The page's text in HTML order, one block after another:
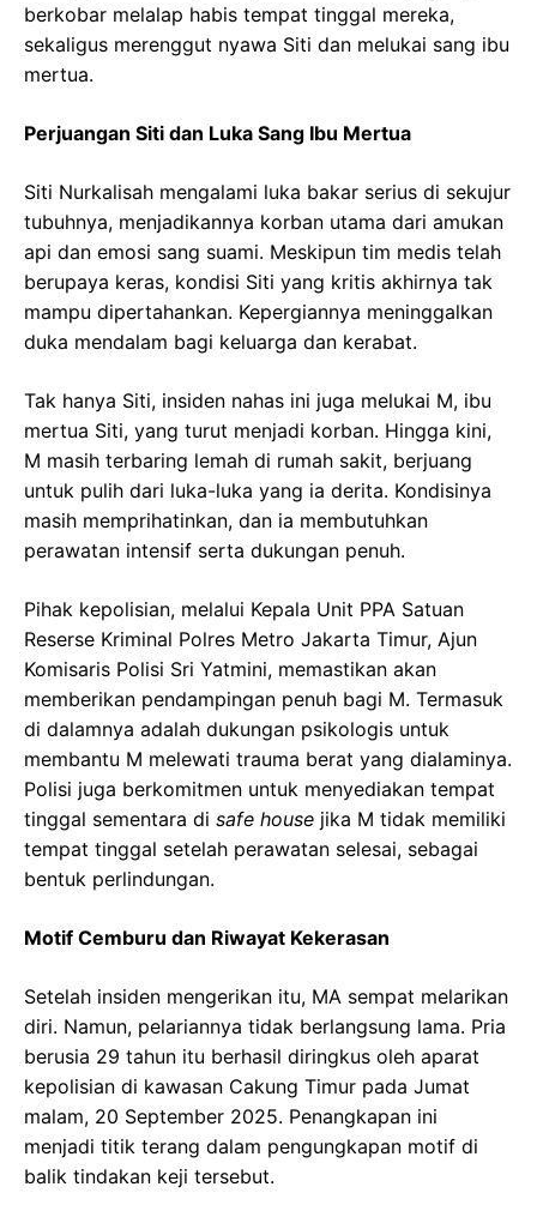
berkobar melalap habis tempat tinggal mereka,
sekaligus merenggut nyawa Siti dan melukai sang ibu
mertua.
Perjuangan Siti dan Luka Sang Ibu Mertua
Siti Nurkalisah mengalami luka bakar serius di sekujur
tubuhnya, menjadikannya korban utama dari amukan
api dan emosi sang suami. Meskipun tim medis telah
berupaya keras, kondisi Siti yang kritis akhirnya tak
mampu dipertahankan. Kepergiannya meninggalkan
duka mendalam bagi keluarga dan kerabat.
Tak hanya Siti, insiden nahas ini juga melukai M, ibu
mertua Siti, yang turut menjadi korban. Hingga kini,
M masih terbaring lemah di rumah sakit, berjuang
untuk pulih dari luka-luka yang ia derita. Kondisinya
masih memprihatinkan, dan ia membutuhkan
perawatan intensif serta dukungan penuh.
Pihak kepolisian, melalui Kepala Unit PPA Satuan
Reserse Kriminal Polres Metro Jakarta Timur, Ajun
Komisaris Polisi Sri Yatmini, memastikan akan
memberikan pendampingan penuh bagi M. Termasuk
di dalamnya adalah dukungan psikologis untuk
membantu M melewati trauma berat yang dialaminya.
Polisi juga berkomitmen untuk menyediakan tempat
tinggal sementara di safe house jika M tidak memiliki
tempat tinggal setelah perawatan selesai, sebagai
bentuk perlindungan.
Motif Cemburu dan Riwayat Kekerasan
Setelah insiden mengerikan itu, MA sempat melarikan
diri. Namun, pelariannya tidak berlangsung lama. Pria
berusia 29 tahun itu berhasil diringkus oleh aparat
kepolisian di kawasan Cakung Timur pada Jumat
malam, 20 September 2025. Penangkapan ini
menjadi titik terang dalam pengungkapan motif di
balik tindakan keji tersebut.